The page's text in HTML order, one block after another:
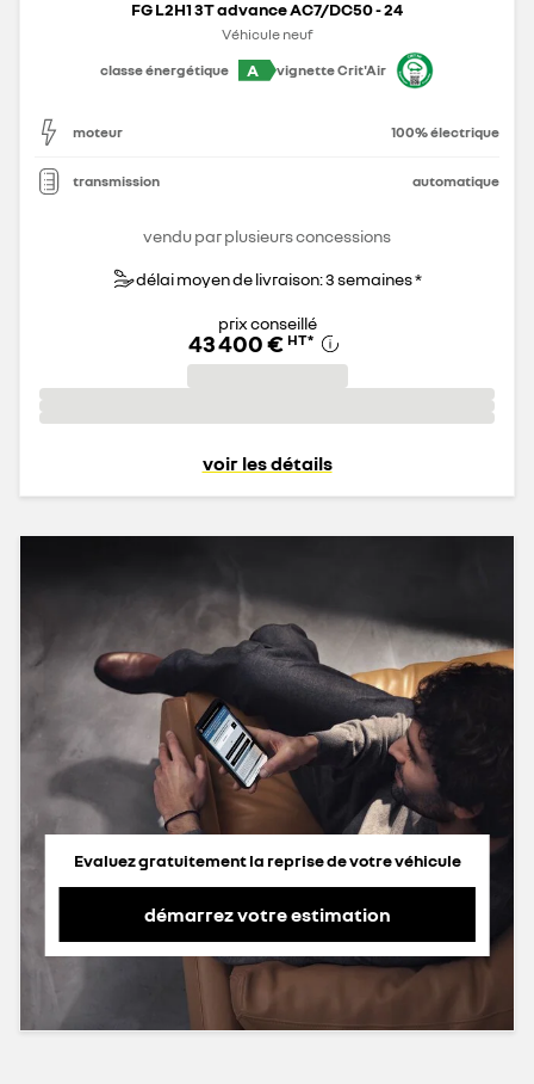
FG L2H1 3T advance AC7/DC50 - 24
Véhicule neuf
classe énergétique
A vignette Crit'Air
moteur 100% électrique
transmission automatique
vendu par plusieurs concessions
délai moyen de livraison: 3 semaines *
prix conseillé
43 400 € HT*
voir les détails
Evaluez gratuitement la reprise de votre véhicule
démarrez votre estimation